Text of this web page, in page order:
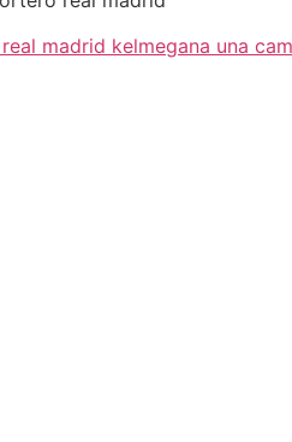
madrid kelmegana una